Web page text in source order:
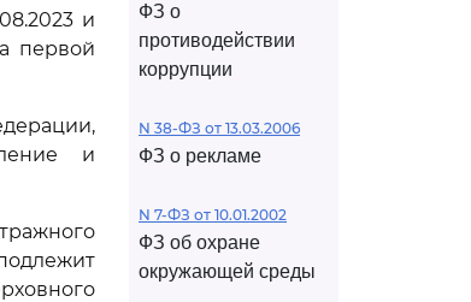
и
первой
и
ФЗ о
противодействии
коррупции
N 38-ФЗ от 13.03.2006
ФЗ о рекламе
N 7-ФЗ от 10.01.2002
ФЗ об охране
окружающей среды